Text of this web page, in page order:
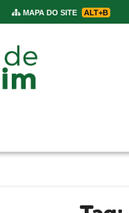
MAPA DO SITE ALT+B